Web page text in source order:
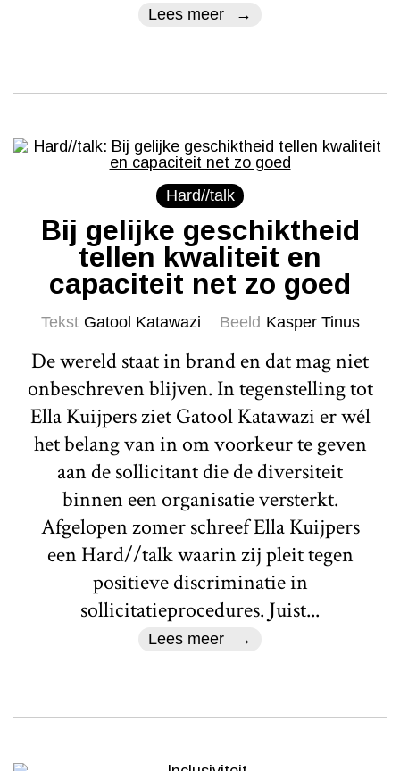
Lees meer
Hard//talk
Bij gelijke geschiktheid
tellen kwaliteit en
capaciteit net zo goed
Tekst Gatool Katawazi Beeld Kasper Tinus
De wereld staat in brand en dat mag niet
onbeschreven blijven. In tegenstelling tot
Ella Kuijpers ziet Gatool Katawazi er wél
het belang van in om voorkeur te geven
aan de sollicitant die de diversiteit
binnen een organisatie versterkt.
Afgelopen zomer schreef Ella Kuijpers
een Hard//talk waarin zij pleit tegen
positieve discriminatie in
sollicitatieprocedures. Juist...
Lees meer